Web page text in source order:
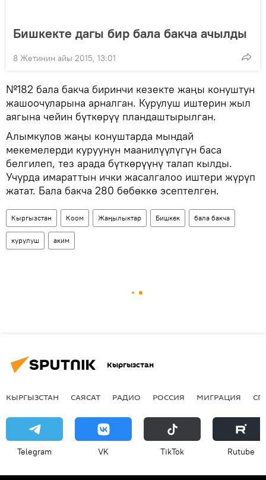
Бишкекте дагы бир бала бакча ачылды
8 Жетинин айы 2015, 13:01
№182 бала бакча биринчи кезекте жаңы конуштун
жашоочуларына арналган. Курулуш иштерин жыл
аягына чейин бүткөрүү пландаштырылган.
Алымкулов жаңы конуштарда мындай
мекемелерди куруунун маанилүүлүгүн баса
белгилеп, тез арада бүткөрүүнү талап кылды.
Учурда имараттын ички жасалгалоо иштери жүрүп
жатат. Бала бакча 280 бөбөккө эсептелген.
Кыргызстан Коом Жаңылыктар Бишкек бала бакча
курулуш аким
Кыргызстан
КЫРГЫЗСТАН САЯСАТ РАДИО РОССИЯ МИГРАЦИЯ
Telegram VK ТikТоk Rutube